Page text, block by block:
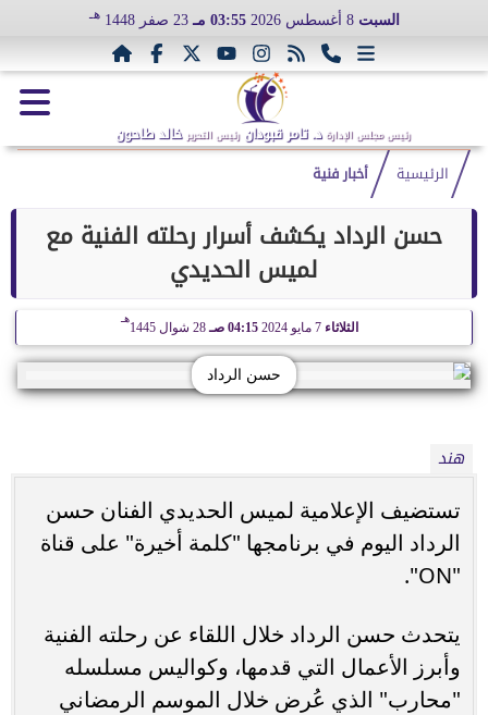
السبت 8 أغسطس 2026 03:55 مـ 23 صفر 1448 هـ
رئيس مجلس الإدارة د. تامر قبودان رئيس التحرير خالد طاحون
الرئيسية أخبار فنية
حسن الرداد يكشف أسرار رحلته الفنية مع
لميس الحديدي
الثلاثاء 04:15 صـ 28 شوال 1445
هـ
حسن الرداد
هند
تستضيف الإعلامية لميس الحديدي الفنان حسن
الرداد اليوم في برنامجها "كلمة أخيرة" على قناة
"ON".
يتحدث حسن الرداد خلال اللقاء عن رحلته الفنية
وأبرز الأعمال التي قدمها، وكواليس مسلسله
"محارب" الذي عُرض خلال الموسم الرمضاني